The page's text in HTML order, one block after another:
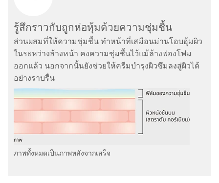
รู้สึกราวกับถูกห่อหุ้มด้วยความชุ่มชื้น
ส่วนผสมที่ให้ความชุ่มชื้น ทำหน้าที่เสมือนม่านโอบอุ้มผิว
ในระหว่างล้างหน้า คงความชุ่มชื้นไว้แม้ล้างฟองโฟม
ออกแล้ว นอกจากนั้นยังช่วยให้ครีมบำรุงผิวซึมลงสู่ผิวได้
อย่างราบรื่น
ภาพทั้งหมดเป็นภาพหลังจากเสร็จ